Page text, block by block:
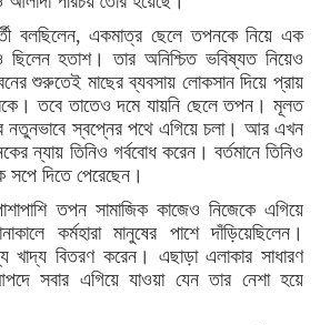
বলছিলেন, একমাত্র ছেলে তপনকে নিয়ে এক
হতাশ। তার অনিশ্চিত ভবিষ্যত নিয়েও
শুরুতেই মাছের ব্যবসায় লোকসান দিয়ে প্রায়
তবে তাতেও দমে যায়নি ছেলে তপন। মূলত
নতুনভাবে স্বপ্নের পথে এগিয়ে চলা। আর এখন
ন্যায় তিনিও গর্ববোধ করেন। বর্তমানে তিনিও
সপে দিতে পেরেছেন।
তপন সামাজিক কাজেও নিজেকে এগিয়ে
কর্মহারা মানুষের পাশে দাঁড়িয়েছিলেন।
খাদ্য বিতরণ করেন। এছাড়া এলাকার সাধারণ
সবার এগিয়ে যাওয়া যেন তার নেশা হয়ে